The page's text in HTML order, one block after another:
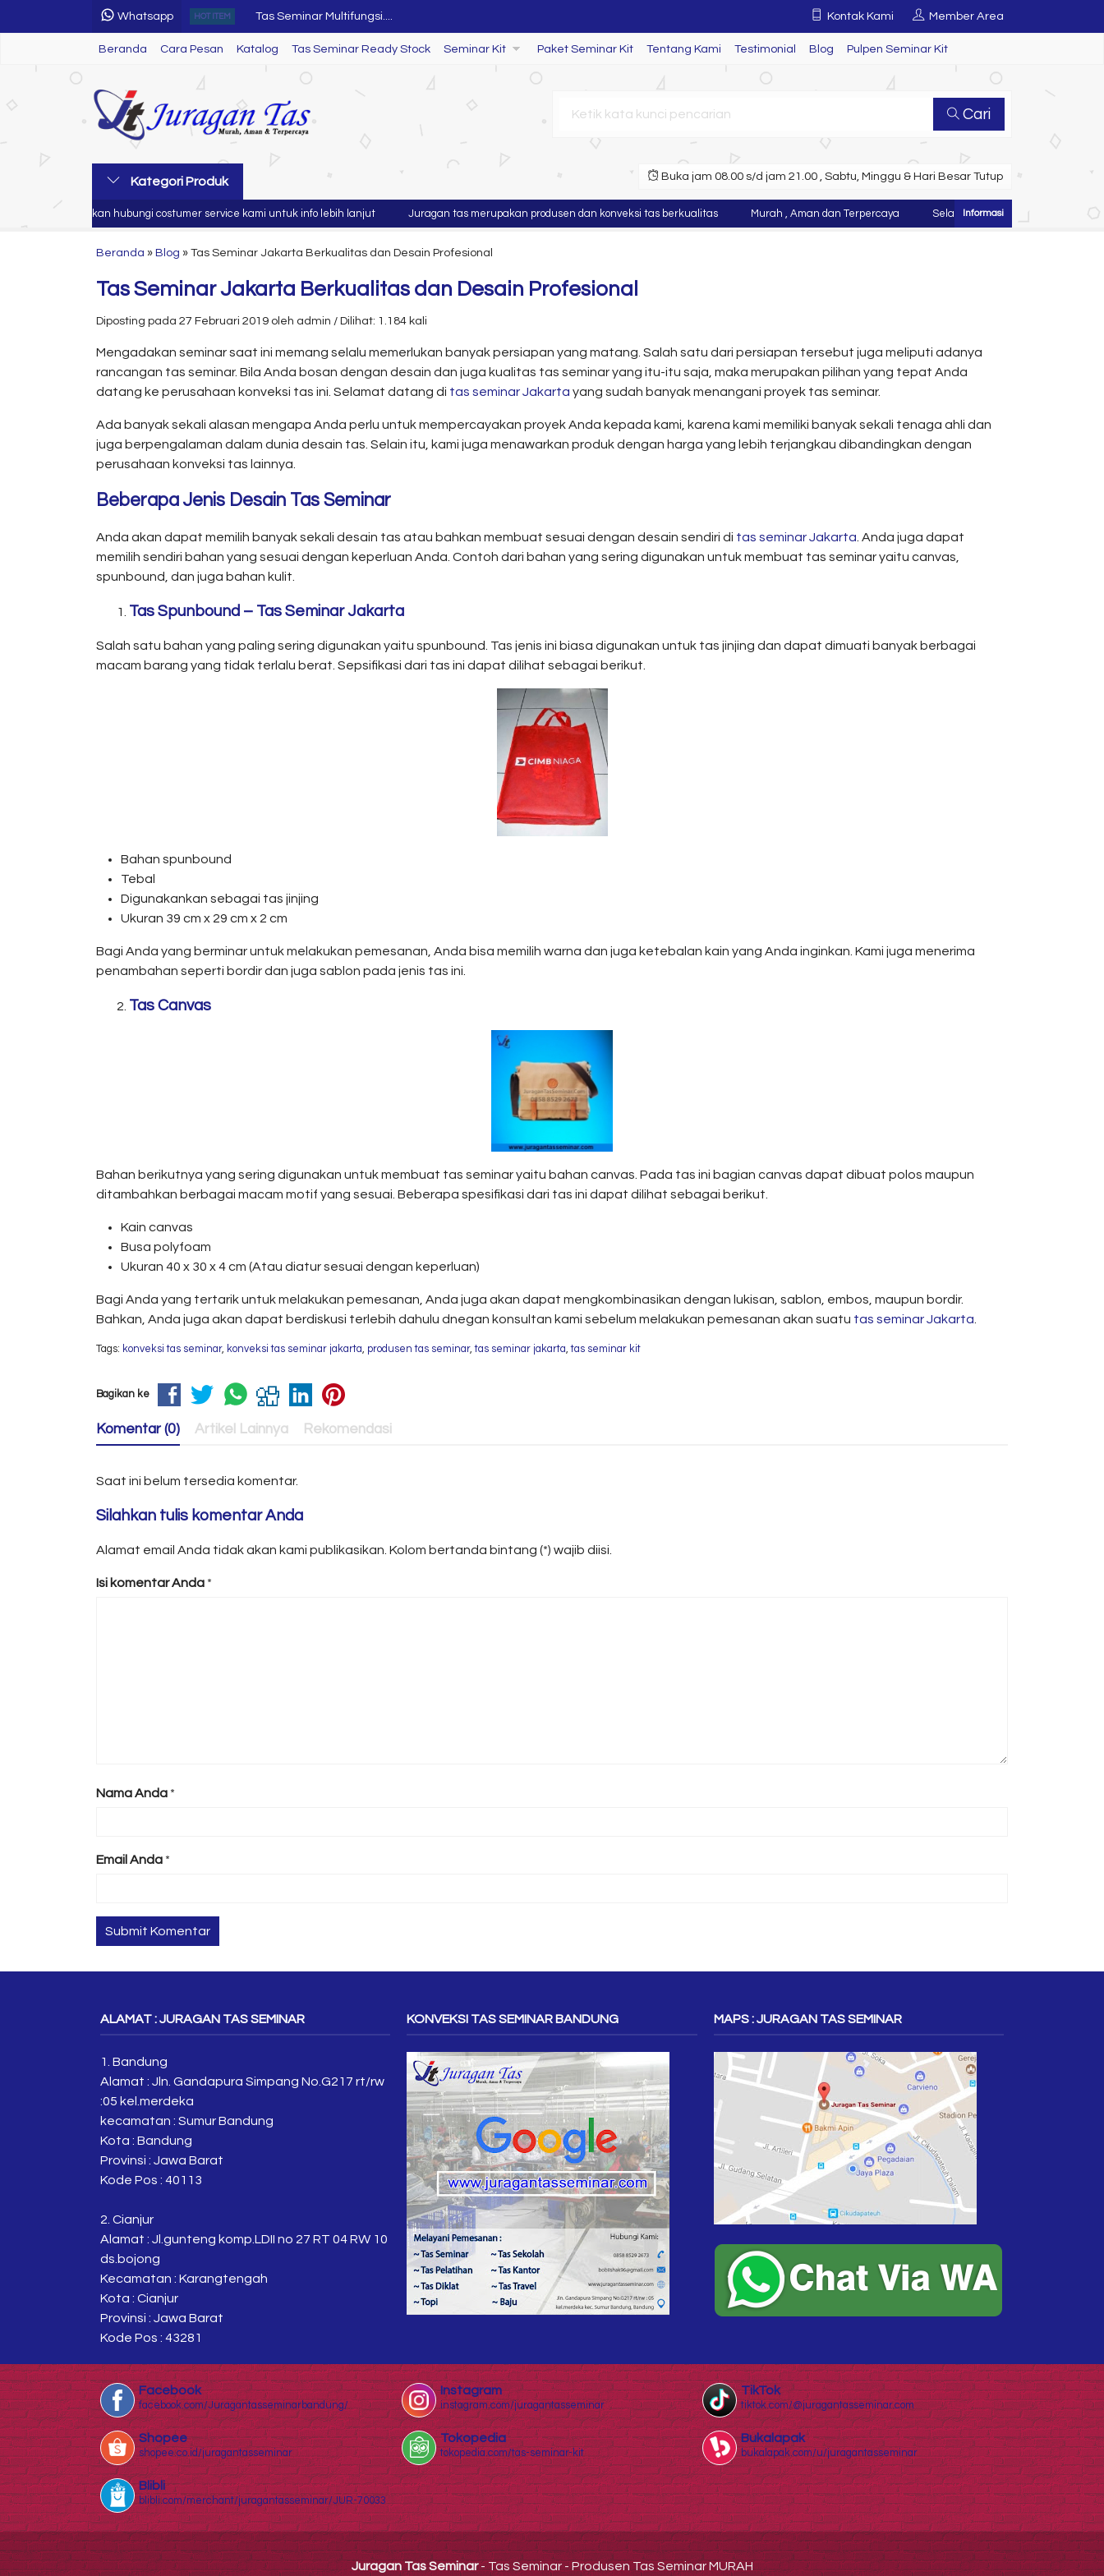
Whatsapp HOT ITEM Tas Seminar R 42....
Tas Seminar Jinjing....
Tas Seminar Ransel....
Tas Seminar R 30....
Tas Seminar 3 in 1....
Tas Seminar SL 58....
Tas Seminar Multifungsi....
Kontak Kami Member Area
Beranda Cara Pesan Katalog Tas Seminar Ready Stock Seminar Kit Paket Seminar Kit Tentang Kami Testimonial Blog Pulpen Seminar Kit
Cari
Kategori Produk Buka jam 08.00 s/d jam 21.00 , Sabtu, Minggu & Hari Besar Tutup
Silahkan hubungi costumer service kami untuk info lebih lanjut Juragan tas merupakan produsen dan konveksi tas berkualitas Murah , Aman dan Terpercaya Selamat Datang di Website Juragan
Beranda » Blog » Tas Seminar Jakarta Berkualitas dan Desain Profesional
Tas Seminar Jakarta Berkualitas dan Desain Profesional
Diposting pada 27 Februari 2019 oleh admin / Dilihat: 1.184 kali
Mengadakan seminar saat ini memang selalu memerlukan banyak persiapan yang matang. Salah satu dari persiapan tersebut juga meliputi adanya
rancangan tas seminar. Bila Anda bosan dengan desain dan juga kualitas tas seminar yang itu-itu saja, maka merupakan pilihan yang tepat Anda
datang ke perusahaan konveksi tas ini. Selamat datang di tas seminar Jakarta yang sudah banyak menangani proyek tas seminar.
Ada banyak sekali alasan mengapa Anda perlu untuk mempercayakan proyek Anda kepada kami, karena kami memiliki banyak sekali tenaga ahli dan
juga berpengalaman dalam dunia desain tas. Selain itu, kami juga menawarkan produk dengan harga yang lebih terjangkau dibandingkan dengan
perusahaan konveksi tas lainnya.
Beberapa Jenis Desain Tas Seminar
Anda akan dapat memilih banyak sekali desain tas atau bahkan membuat sesuai dengan desain sendiri di tas seminar Jakarta . Anda juga dapat
memilih sendiri bahan yang sesuai dengan keperluan Anda. Contoh dari bahan yang sering digunakan untuk membuat tas seminar yaitu canvas,
spunbound, dan juga bahan kulit.
Tas Spunbound – Tas Seminar Jakarta
Salah satu bahan yang paling sering digunakan yaitu spunbound. Tas jenis ini biasa digunakan untuk tas jinjing dan dapat dimuati banyak berbagai
macam barang yang tidak terlalu berat. Sepsifikasi dari tas ini dapat dilihat sebagai berikut.
Bahan spunbound
Tebal
Digunakankan sebagai tas jinjing
Ukuran 39 cm x 29 cm x 2 cm
Bagi Anda yang berminar untuk melakukan pemesanan, Anda bisa memilih warna dan juga ketebalan kain yang Anda inginkan. Kami juga menerima
penambahan seperti bordir dan juga sablon pada jenis tas ini.
Tas Canvas
Bahan berikutnya yang sering digunakan untuk membuat tas seminar yaitu bahan canvas. Pada tas ini bagian canvas dapat dibuat polos maupun
ditambahkan berbagai macam motif yang sesuai. Beberapa spesifikasi dari tas ini dapat dilihat sebagai berikut.
Kain canvas
Busa polyfoam
Ukuran 40 x 30 x 4 cm (Atau diatur sesuai dengan keperluan)
Bagi Anda yang tertarik untuk melakukan pemesanan, Anda juga akan dapat mengkombinasikan dengan lukisan, sablon, embos, maupun bordir.
Bahkan, Anda juga akan dapat berdiskusi terlebih dahulu dnegan konsultan kami sebelum melakukan pemesanan akan suatu tas seminar Jakarta
Tags: konveksi tas seminar, konveksi tas seminar jakarta, produsen tas seminar,tas seminar jakarta,tas seminar kit
Bagikan ke
Komentar (0) Artikel Lainnya Rekomendasi
Saat ini belum tersedia komentar.
Silahkan tulis komentar Anda
Alamat email Anda tidak akan kami publikasikan. Kolom bertanda bintang (*) wajib diisi.
Isi komentar Anda *
Nama Anda *
Email Anda *
ALAMAT : JURAGAN TAS SEMINAR
1. Bandung
Alamat : Jln. Gandapura Simpang No.G217 rt/rw
:05 kel.merdeka
kecamatan : Sumur Bandung
Kota : Bandung
Provinsi : Jawa Barat
Kode Pos : 40113
2. Cianjur
Alamat : Jl.gunteng komp.LDII no 27 RT 04 RW 10
ds.bojong
Kecamatan : Karangtengah
Kota : Cianjur
Provinsi : Jawa Barat
Kode Pos : 43281
KONVEKSI TAS SEMINAR BANDUNG MAPS : JURAGAN TAS SEMINAR
Facebook
facebook.com/Juragantasseminarbandung/
Instagram
instagram.com/juragantasseminar
TikTok
tiktok.com/@juragantasseminar.com
Shopee
shopee.co.id/juragantasseminar
Tokopedia
tokopedia.com/tas-seminar-kit
Bukalapak
bukalapak.com/u/juragantasseminar
Blibli
blibli.com/merchant/juragantasseminar/JUR-70033
Juragan Tas Seminar- Tas Seminar - Produsen Tas Seminar MURAH